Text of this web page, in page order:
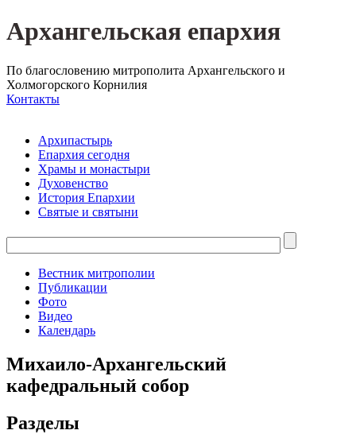
Архангельская епархия
По благословению митрополита Архангельского и
Холмогорского Корнилия
Контакты
Архипастырь
Епархия сегодня
Храмы и монастыри
Духовенство
История Епархии
Святые и святыни
Вестник митрополии
Публикации
Фото
Видео
Календарь
Михаило-Архангельский
кафедральный собор
Разделы